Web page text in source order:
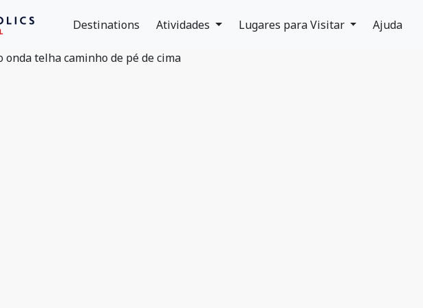
Destinations Atividades Lugares para Visitar Ajuda